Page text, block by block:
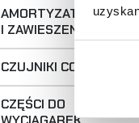
AMORTYZATORY
I ZAWIESZENIA
CZUJNIKI COFANIA
CZĘŚCI DO